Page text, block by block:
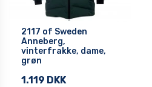
2117 of Sweden
Anneberg,
vinterfrakke, dame,
grøn
1.119 DKK